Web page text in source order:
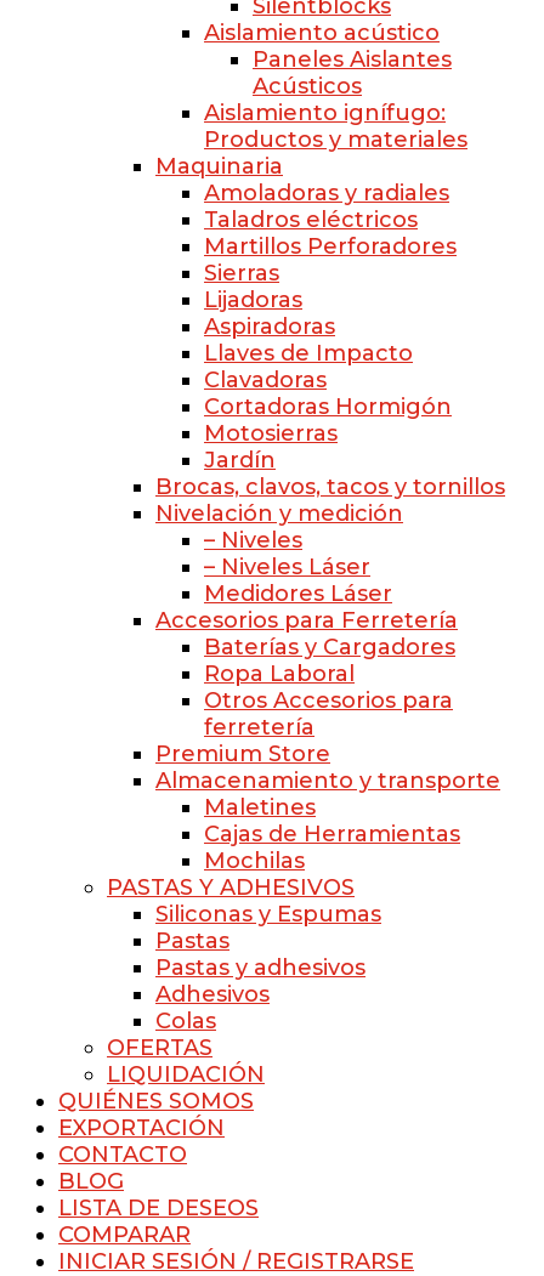
Silentblocks
Aislamiento acústico
Paneles Aislantes
Acústicos
Aislamiento ignífugo:
Productos y materiales
Maquinaria
Amoladoras y radiales
Taladros eléctricos
Martillos Perforadores
Sierras
Lijadoras
Aspiradoras
Llaves de Impacto
Clavadoras
Cortadoras Hormigón
Motosierras
Jardín
Brocas, clavos, tacos y tornillos
Nivelación y medición
– Niveles
– Niveles Láser
Medidores Láser
Accesorios para Ferretería
Baterías y Cargadores
Ropa Laboral
Otros Accesorios para
ferretería
Premium Store
Almacenamiento y transporte
Maletines
Cajas de Herramientas
Mochilas
PASTAS Y ADHESIVOS
Siliconas y Espumas
Pastas
Pastas y adhesivos
Adhesivos
Colas
OFERTAS
LIQUIDACIÓN
QUIÉNES SOMOS
EXPORTACIÓN
CONTACTO
BLOG
LISTA DE DESEOS
COMPARAR
INICIAR SESIÓN / REGISTRARSE